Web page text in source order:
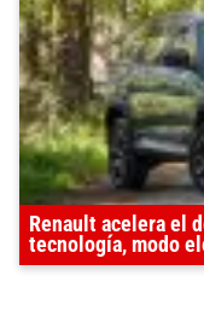
Renault acelera el
tecnología, modo